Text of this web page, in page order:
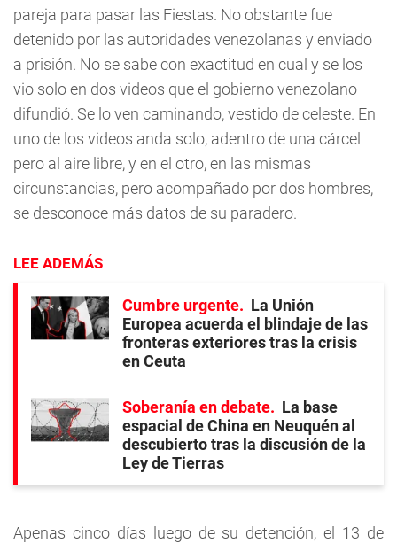
pareja para pasar las Fiestas. No obstante fue
detenido por las autoridades venezolanas y enviado
a prisión. No se sabe con exactitud en cual y se los
vio solo en dos videos que el gobierno venezolano
difundió. Se lo ven caminando, vestido de celeste. En
uno de los videos anda solo, adentro de una cárcel
pero al aire libre, y en el otro, en las mismas
circunstancias, pero acompañado por dos hombres,
se desconoce más datos de su paradero.
LEE ADEMÁS
Cumbre urgente
La Unión
Europea acuerda el blindaje de las
fronteras exteriores tras la crisis
en Ceuta
Soberanía en debate
La base
espacial de China en Neuquén al
descubierto tras la discusión de la
Ley de Tierras
Apenas cinco días luego de su detención, el 13 de